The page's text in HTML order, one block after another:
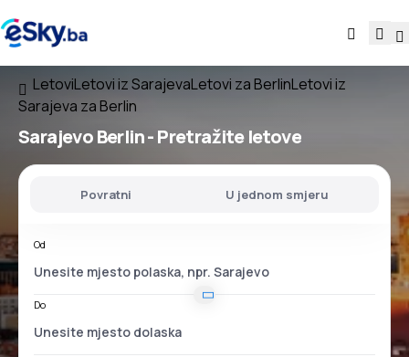
LetoviLetovi iz SarajevaLetovi za BerlinLetovi iz
Sarajeva za Berlin
Sarajevo Berlin- Pretražite letove
Povratni U jednom smjeru
Od
Do